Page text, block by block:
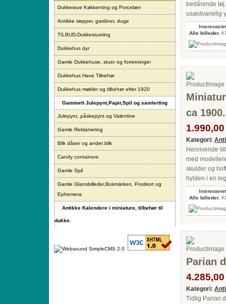
Dukkestue Køkkenting og Porcelæn
Antikke tæpper, gardiner, duge
TILBUD-Dukkestueting
Dukkehus dyr
Gamle Dukkehuse, stuer og forretninger
Dukkehus Have Tilbehør
Dukkehus møbler og tilbehør efter 1920
Gammelt Julepynt,Papir,Spil og samlerting
Julepynt, påskepynt og Valentine
Gamle Reklameting
Blik dåser og andet blik
Candy containers
Gamle Spil
Gamle Glansbilleder,Bokmärken, Postkort og
Ephemera
Antikke Kalendere i miniature, tilbehør til
dukke.
bedårende
usædvanelig
Alle billeder.
ca 1900.
Kategori:
Henrivende
med
skulder og
hylden i en
Alle billeder.
Parian
Kategori:
Tidlig Parian